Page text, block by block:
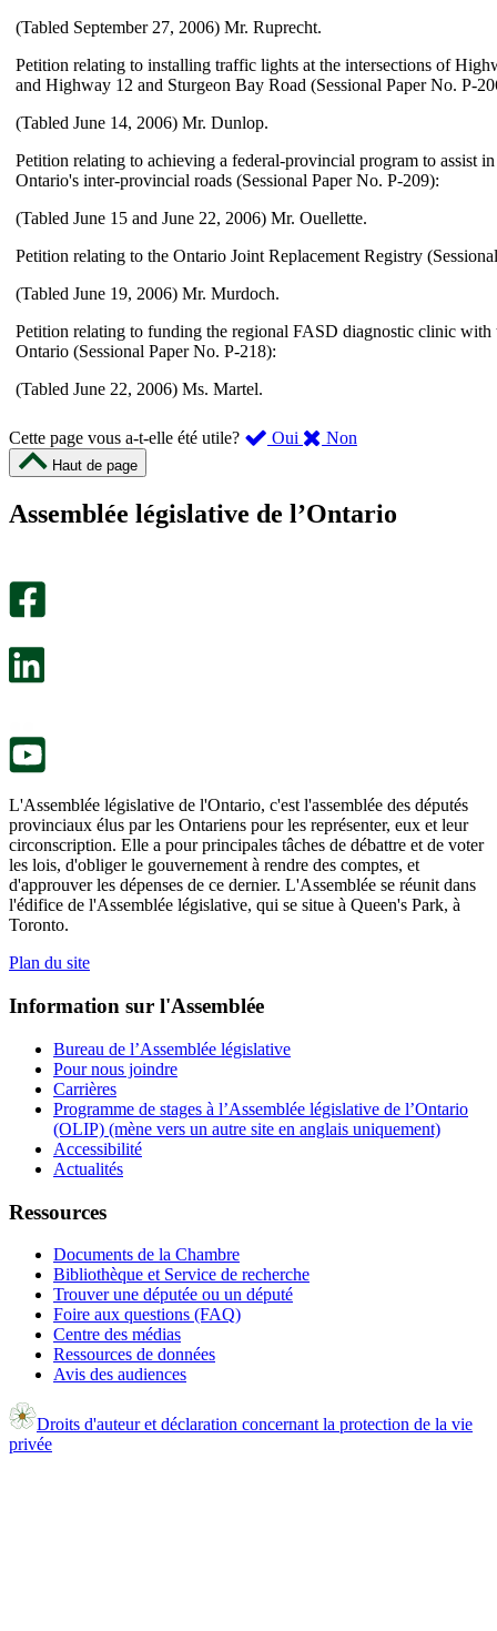
(Tabled September 27, 2006) Mr. Ruprecht.
Petition relating to installing traffic lights at the intersections of
and Highway 12 and Sturgeon Bay Road (Sessional Paper No. P-
(Tabled June 14, 2006) Mr. Dunlop.
Petition relating to achieving a federal-provincial program to assist
Ontario's inter-provincial roads (Sessional Paper No. P-209):
(Tabled June 15 and June 22, 2006) Mr. Ouellette.
Petition relating to the Ontario Joint Replacement Registry
(Tabled June 19, 2006) Mr. Murdoch.
Petition relating to funding the regional FASD diagnostic clinic with
Ontario (Sessional Paper No. P-218):
(Tabled June 22, 2006) Ms. Martel.
Cette page vous a-t-elle été utile? Oui ,
été
Non
m’a
Haut de page
Assemblée législative de l’Ontario
L'Assemblée législative de l'Ontario, c'est l'assemblée des députés
provinciaux élus par les Ontariens pour les représenter, eux et leur
circonscription. Elle a pour principales tâches de débattre et de voter
les lois, d'obliger le gouvernement à rendre des comptes, et
d'approuver les dépenses de ce dernier. L'Assemblée se réunit dans
l'édifice de l'Assemblée législative, qui se situe à Queen's Park, à
Toronto.
Plan du site
Information sur l'Assemblée
Bureau de l’Assemblée législative
Pour nous joindre
Carrières
Programme de stages à l’Assemblée législative de l’Ontario
(OLIP) (mène vers un autre site en anglais uniquement)
Accessibilité
Actualités
Ressources
Documents de la Chambre
Bibliothèque et Service de recherche
Trouver une députée ou un député
Foire aux questions (FAQ)
Centre des médias
Ressources de données
Avis des audiences
Droits d'auteur et déclaration concernant la protection de la vie
privée